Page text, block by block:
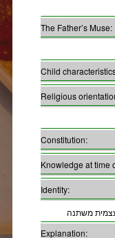
The Father’s Muse:
Child
Religious
Constitution:
Knowledge at time
Identity:
משתנה
Explanation: